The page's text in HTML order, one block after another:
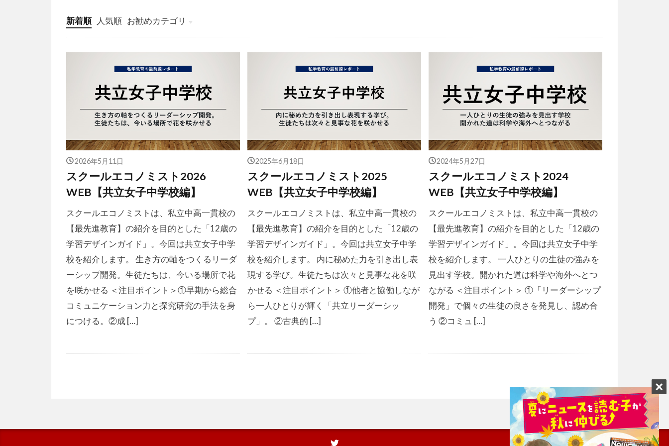
新着順 人気順 お勧めカテゴリ
投稿
学び
マンガ
電子書籍
2026年5月11日
スクールエコノミスト2026
WEB【共立女子中学校編】
スクールエコノミストは、私立中高一貫校の
【最先進教育】の紹介を目的とした「12歳の
学習デザインガイド」。今回は共立女子中学
校を紹介します。 生き方の軸をつくるリーダ
ーシップ開発。生徒たちは、今いる場所で花
を咲かせる ＜注目ポイント＞①早期から総合
コミュニケーション力と探究研究の手法を身
につける。②成 […]
2025年6月18日
スクールエコノミスト2025
WEB【共立女子中学校編】
スクールエコノミストは、私立中高一貫校の
【最先進教育】の紹介を目的とした「12歳の
学習デザインガイド」。今回は共立女子中学
校を紹介します。 内に秘めた力を引き出し表
現する学び。生徒たちは次々と見事な花を咲
かせる ＜注目ポイント＞ ①他者と協働しなが
ら一人ひとりが輝く「共立リーダーシッ
プ」。 ②古典的 […]
2024年5月27日
スクールエコノミスト2024
WEB【共立女子中学校編】
スクールエコノミストは、私立中高一貫校の
【最先進教育】の紹介を目的とした「12歳の
学習デザインガイド」。今回は共立女子中学
校を紹介します。 一人ひとりの生徒の強みを
見出す学校。開かれた道は科学や海外へとつ
ながる ＜注目ポイント＞ ①「リーダーシップ
開発」で個々の生徒の良さを発見し、認め合
う ②コミュ […]